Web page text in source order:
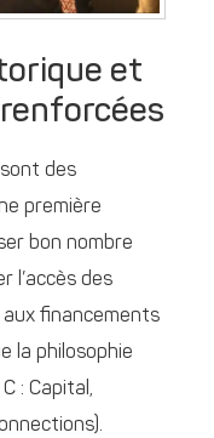
et
sont des
première
bon nombre
l’accès des
financements
la philosophie
: Capital,